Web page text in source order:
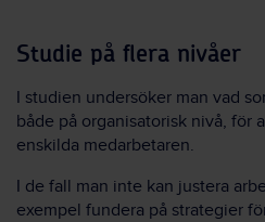
Studie på flera nivåer
I studien undersöker man vad
både på organisatorisk nivå, för
enskilda medarbetaren.
I de fall man inte kan justera
exempel fundera på strategier